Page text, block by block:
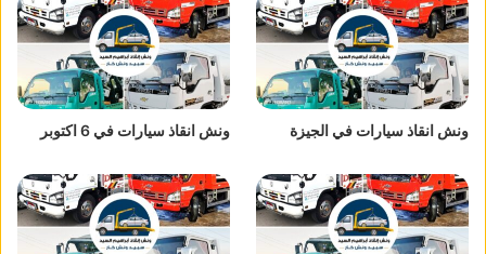
ونش انقاذ سيارات في الجيزة ونش انقاذ سيارات في 6 اكتوبر